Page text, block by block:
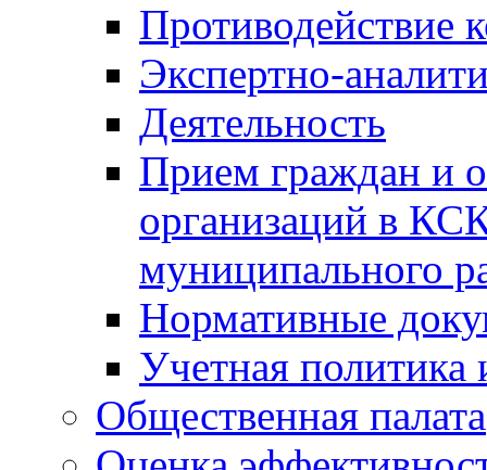
Противодействие
Экспертно-
Деятельность
Прием граждан и
организаций в
муниципального
Нормативные
Учетная политика
Общественная палата